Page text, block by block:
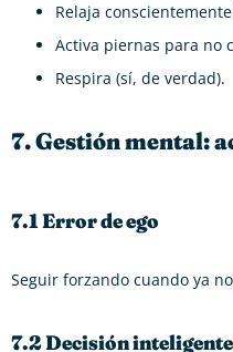
Relaja
Activa piernas para no
Respira (sí, de verdad).
7. Gestión mental:
7.1 Error de ego
Seguir forzando cuando ya
7.2 Decisión inteligente